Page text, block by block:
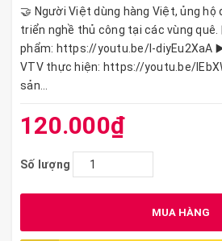
🤝 Người Việt dùng hàng Việt, ủng hộ
triển nghề thủ công tại các vùng
phẩm: https://youtu.be/I-diyEu2XaA
VTV thực hiện: https://youtu.be/
sản...
120.000₫
Số lượng
MUA HÀNG